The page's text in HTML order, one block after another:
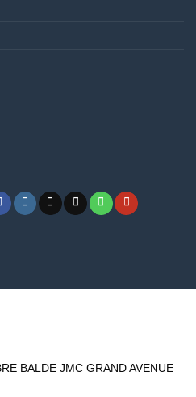
BALDE JMC GRAND AVENUE